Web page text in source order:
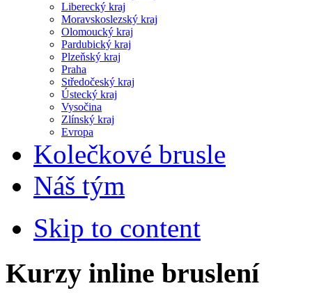
Liberecký kraj
Moravskoslezský kraj
Olomoucký kraj
Pardubický kraj
Plzeňský kraj
Praha
Středočeský kraj
Ústecký kraj
Vysočina
Zlínský kraj
Evropa
Kolečkové brusle
Náš tým
Skip to content
Kurzy inline bruslení